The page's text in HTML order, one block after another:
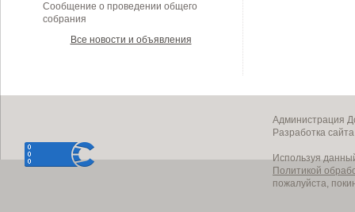
Сообщение о проведении общего
собрания
Все новости и объявления
Администрация
Разработка
Используя
Политикой
пожалуйста,